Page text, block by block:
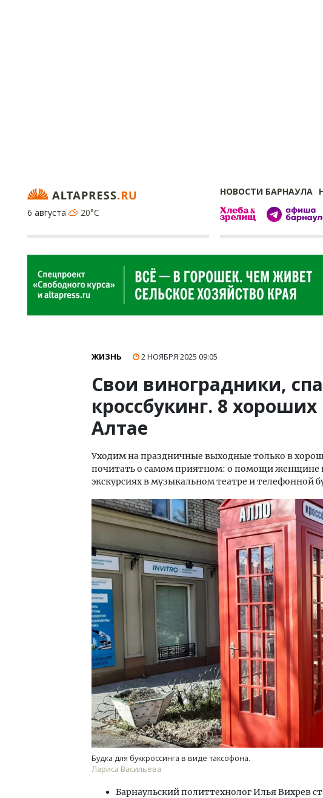
НОВОСТИ БАРНАУЛА
6 августа
20°C
ЖИЗНЬ 2 НОЯБРЯ 2025 09:05
Свои виноградники,
кроссбукинг. 8
Алтае
Уходим на праздничные выходные только в
почитать о самом приятном: о помощи женщине
экскурсиях в музыкальном театре и телефонной
Будка для буккроссинга в виде таксофона.
Лариса Васильева
Барнаульский политтехнолог Илья Вихрев
Смелость архитектурных идей.
Генеральный директор компании
ЗИАС — об эстетике городов,
трендах в фасадах и развитии рынка
СТРОИТЕЛЬСТВО
Архитектурный
земли.
плитами
стандартом